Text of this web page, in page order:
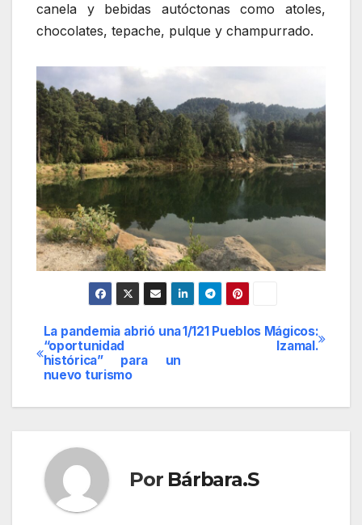
canela y bebidas autóctonas como atoles,
chocolates, tepache, pulque y champurrado.
Navegación
de
entradas
1/121 Pueblos Mágicos:
Izamal.
La pandemia abrió una
“oportunidad
histórica” para un
nuevo turismo
Por Bárbara.S